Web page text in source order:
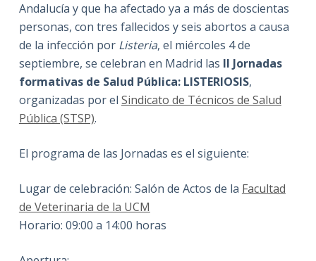
Andalucía y que ha afectado ya a más de doscientas
personas, con tres fallecidos y seis abortos a causa
de la infección por Listeria, el miércoles 4 de
septiembre, se celebran en Madrid las II Jornadas
formativas de Salud Pública: LISTERIOSIS,
organizadas por el Sindicato de Técnicos de Salud
Pública (STSP).
El programa de las Jornadas es el siguiente:
Lugar de celebración: Salón de Actos de la Facultad
de Veterinaria de la UCM
Horario: 09:00 a 14:00 horas